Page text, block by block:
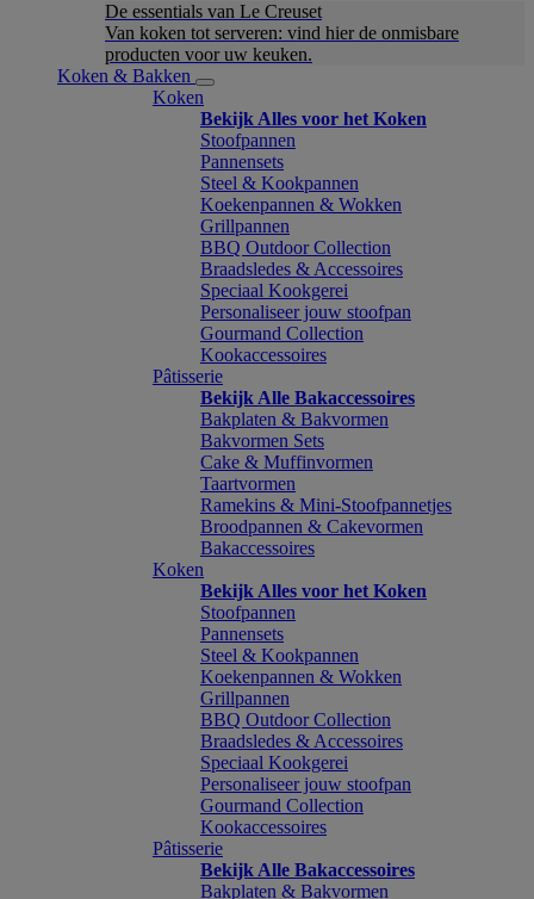
De essentials van Le Creuset
Van koken tot serveren: vind hier de onmisbare
producten voor uw keuken.
Koken & Bakken
Koken
Bekijk Alles voor het Koken
Stoofpannen
Pannensets
Steel & Kookpannen
Koekenpannen & Wokken
Grillpannen
BBQ Outdoor Collection
Braadsledes & Accessoires
Speciaal Kookgerei
Personaliseer jouw stoofpan
Gourmand Collection
Kookaccessoires
Pâtisserie
Bekijk Alle Bakaccessoires
Bakplaten & Bakvormen
Bakvormen Sets
Cake & Muffinvormen
Taartvormen
Ramekins & Mini-Stoofpannetjes
Broodpannen & Cakevormen
Bakaccessoires
Koken
Bekijk Alles voor het Koken
Stoofpannen
Pannensets
Steel & Kookpannen
Koekenpannen & Wokken
Grillpannen
BBQ Outdoor Collection
Braadsledes & Accessoires
Speciaal Kookgerei
Personaliseer jouw stoofpan
Gourmand Collection
Kookaccessoires
Pâtisserie
Bekijk Alle Bakaccessoires
Bakplaten & Bakvormen